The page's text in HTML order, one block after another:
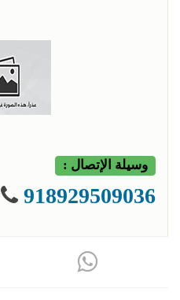
وسيلة الإتصال :
918929509036